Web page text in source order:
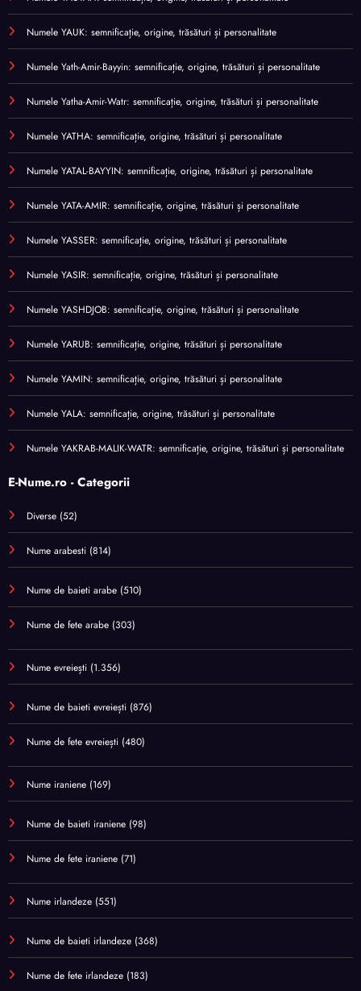
Numele YAUK: semnificație, origine, trăsături și personalitate
Numele Yath-Amir-Bayyin: semnificație, origine, trăsături și personalitate
Numele Yatha-Amir-Watr: semnificație, origine, trăsături și personalitate
Numele YATHA: semnificație, origine, trăsături și personalitate
Numele YATAL-BAYYIN: semnificație, origine, trăsături și personalitate
Numele YATA-AMIR: semnificație, origine, trăsături și personalitate
Numele YASSER: semnificație, origine, trăsături și personalitate
Numele YASIR: semnificație, origine, trăsături și personalitate
Numele YASHDJOB: semnificație, origine, trăsături și personalitate
Numele YARUB: semnificație, origine, trăsături și personalitate
Numele YAMIN: semnificație, origine, trăsături și personalitate
Numele YALA: semnificație, origine, trăsături și personalitate
Numele YAKRAB-MALIK-WATR: semnificație, origine, trăsături și personalitate
E-Nume.ro - Categorii
Diverse (52)
Nume arabesti (814)
Nume de baieti arabe (510)
Nume de fete arabe (303)
Nume evreiești (1.356)
Nume de baieti evreiești (876)
Nume de fete evreiești (480)
Nume iraniene (169)
Nume de baieti iraniene (98)
Nume de fete iraniene (71)
Nume irlandeze (551)
Nume de baieti irlandeze (368)
Nume de fete irlandeze (183)